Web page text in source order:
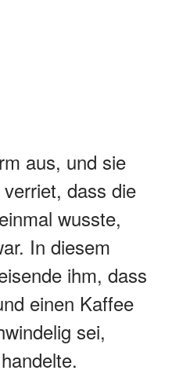
aus, und sie
dass die
wusste,
In diesem
ihm, dass
einen Kaffee
sei,